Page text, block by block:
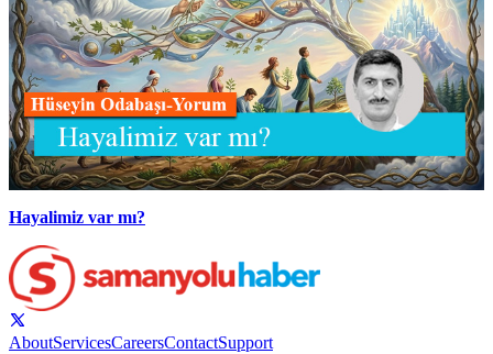
Hayalimiz var mı?
AboutServicesCareersContactSupport